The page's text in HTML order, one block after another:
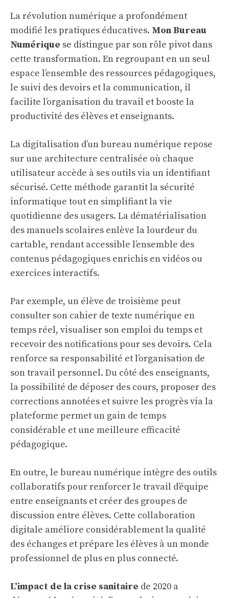
La révolution numérique a profondément
modifié les pratiques éducatives. Mon Bureau
Numérique se distingue par son rôle pivot dans
cette transformation. En regroupant en un seul
espace l’ensemble des ressources pédagogiques,
le suivi des devoirs et la communication, il
facilite l’organisation du travail et booste la
productivité des élèves et enseignants.
La digitalisation d’un bureau numérique repose
sur une architecture centralisée où chaque
utilisateur accède à ses outils via un identifiant
sécurisé. Cette méthode garantit la sécurité
informatique tout en simplifiant la vie
quotidienne des usagers. La dématérialisation
des manuels scolaires enlève la lourdeur du
cartable, rendant accessible l’ensemble des
contenus pédagogiques enrichis en vidéos ou
exercices interactifs.
Par exemple, un élève de troisième peut
consulter son cahier de texte numérique en
temps réel, visualiser son emploi du temps et
recevoir des notifications pour ses devoirs. Cela
renforce sa responsabilité et l’organisation de
son travail personnel. Du côté des enseignants,
la possibilité de déposer des cours, proposer des
corrections annotées et suivre les progrès via la
plateforme permet un gain de temps
considérable et une meilleure efficacité
pédagogique.
En outre, le bureau numérique intègre des outils
collaboratifs pour renforcer le travail d’équipe
entre enseignants et créer des groupes de
discussion entre élèves. Cette collaboration
digitale améliore considérablement la qualité
des échanges et prépare les élèves à un monde
professionnel de plus en plus connecté.
L’impact de la crise sanitaire de 2020 a